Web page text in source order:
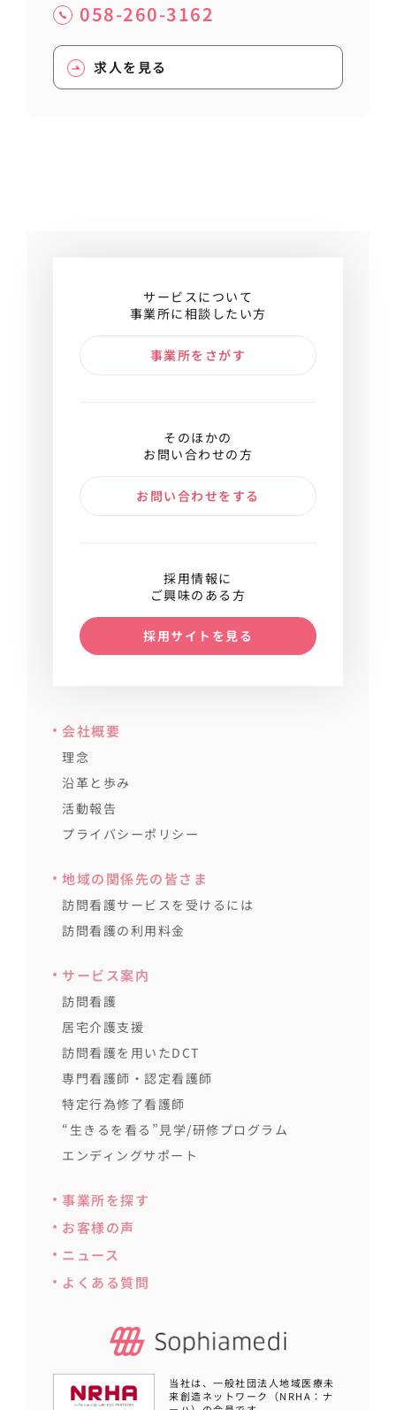
058-260-3162
求人を見る
サービスについて
事業所に相談したい方
事業所をさがす
そのほかの
お問い合わせの方
お問い合わせをする
採用情報に
ご興味のある方
採用サイトを見る
会社概要
理念
沿革と歩み
活動報告
プライバシーポリシー
地域の関係先の皆さま
訪問看護サービスを受けるには
訪問看護の利用料金
サービス案内
訪問看護
居宅介護支援
訪問看護を用いたDCT
専門看護師・認定看護師
特定行為修了看護師
“生きるを看る”見学/研修プログラム
エンディングサポート
事業所を探す
お客様の声
ニュース
よくある質問
当社は、一般社団法人地域医療未
来創造ネットワーク（NRHA：ナ